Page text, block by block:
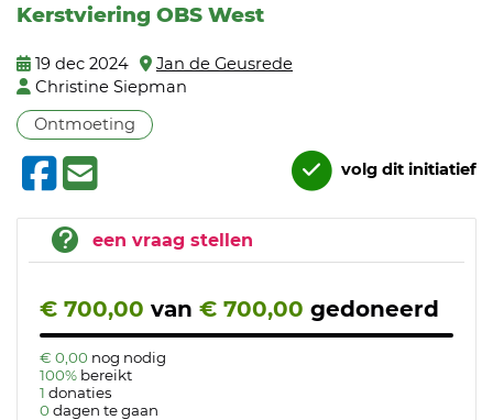
Kerstviering OBS West
19 dec 2024
Jan de Geusrede
Christine Siepman
Ontmoeting
volg dit initiatief
een vraag stellen
€ 700,00 van € 700,00 gedoneerd
€ 0,00 nog nodig
100% bereikt
1 donaties
0 dagen te gaan